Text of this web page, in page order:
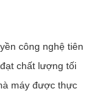
công nghệ tiên
chất lượng tối
máy được thực